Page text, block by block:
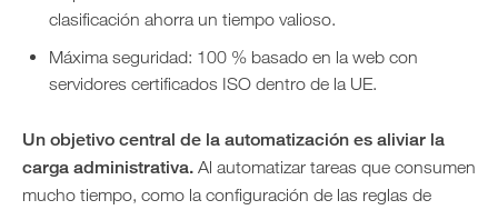
clasificación ahorra un tiempo valioso.
Máxima seguridad: 100 % basado en la web con
servidores certificados ISO dentro de la UE.
Un objetivo central de la automatización es aliviar la
carga administrativa. Al automatizar tareas que consumen
mucho tiempo, como la configuración de las reglas de